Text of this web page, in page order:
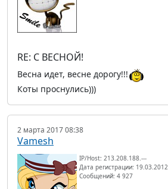
RE: С ВЕСНОЙ!
Весна идет, весне дорогу!!!
Коты проснулись)))
2 марта 2017 08:38
Vamesh
IP/Host: 213.208.188.---
Дата регистрации: 19.03.2012
Сообщений: 4 927